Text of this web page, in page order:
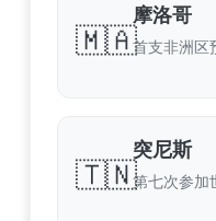
🇲🇦
摩洛哥
首支非洲区
🇹🇳
突尼斯
第七次参加